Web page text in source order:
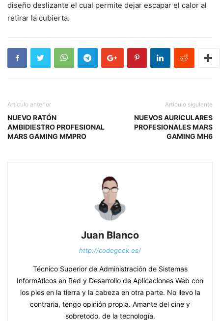
diseño deslizante el cual permite dejar escapar el calor al
retirar la cubierta.
Artículo anterior
NUEVO RATÓN
AMBIDIESTRO PROFESIONAL
MARS GAMING MMPRO
Artículo siguiente
NUEVOS AURICULARES
PROFESIONALES MARS
GAMING MH6
Juan Blanco
http://codegeek.es/
Técnico Superior de Administración de Sistemas
Informáticos en Red y Desarrollo de Aplicaciones Web con
los pies en la tierra y la cabeza en otra parte. No llevo la
contraria, tengo opinión propia. Amante del cine y
sobretodo. de la tecnología.